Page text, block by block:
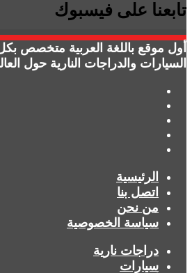
تابعنا على فيسبوك
أول موقع باللغة العربية متخصص
السيارات والدراجات النارية حول
RSS
الرئيسية
اتصل بنا
من نحن
سياسة الخصوصية
دراجات نارية
سيارات